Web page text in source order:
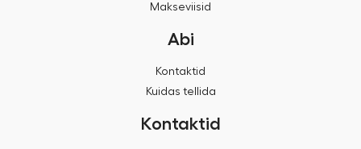
Makseviisid
Abi
Kontaktid
Kuidas tellida
Kontaktid